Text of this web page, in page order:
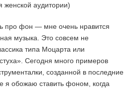
женской аудитории)
про фон — мне очень нравится
музыка. Это совсем не
типа Моцарта или
Сегодня много примеров
созданной в последние
я обожаю ставить фоном, когда